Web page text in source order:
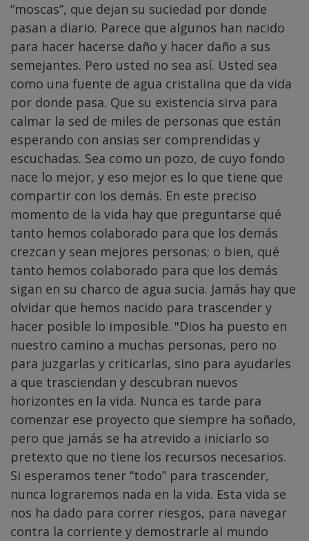
“moscas”, que dejan su suciedad por donde
pasan a diario. Parece que algunos han nacido
para hacer hacerse daño y hacer daño a sus
semejantes. Pero usted no sea así. Usted sea
como una fuente de agua cristalina que da vida
por donde pasa. Que su existencia sirva para
calmar la sed de miles de personas que están
esperando con ansias ser comprendidas y
escuchadas. Sea como un pozo, de cuyo fondo
nace lo mejor, y eso mejor es lo que tiene que
compartir con los demás. En este preciso
momento de la vida hay que preguntarse qué
tanto hemos colaborado para que los demás
crezcan y sean mejores personas; o bien, qué
tanto hemos colaborado para que los demás
sigan en su charco de agua sucia. Jamás hay que
olvidar que hemos nacido para trascender y
hacer posible lo imposible. "Dios ha puesto en
nuestro camino a muchas personas, pero no
para juzgarlas y criticarlas, sino para ayudarles
a que trasciendan y descubran nuevos
horizontes en la vida. Nunca es tarde para
comenzar ese proyecto que siempre ha soñado,
pero que jamás se ha atrevido a iniciarlo so
pretexto que no tiene los recursos necesarios.
Si esperamos tener “todo” para trascender,
nunca lograremos nada en la vida. Esta vida se
nos ha dado para correr riesgos, para navegar
contra la corriente y demostrarle al mundo